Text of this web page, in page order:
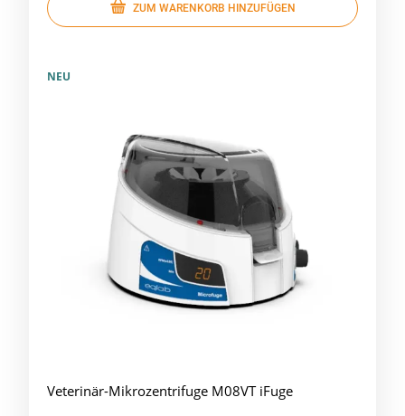
ZUM WARENKORB HINZUFÜGEN
Veterinär-Mikrozentrifuge M08VT iFuge
NEU